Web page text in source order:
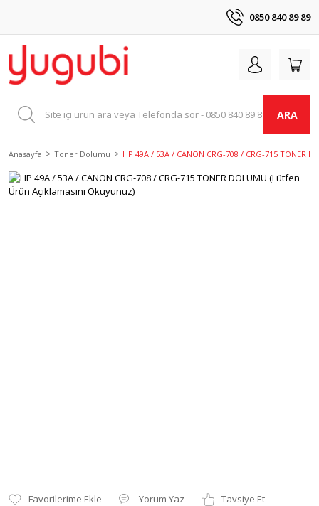
0850 840 89 89
ARA
Anasayfa Toner Dolumu HP 49A / 53A / CANON CRG-708 / CRG-715 TONER
Yorum Yaz
Tavsiye Et